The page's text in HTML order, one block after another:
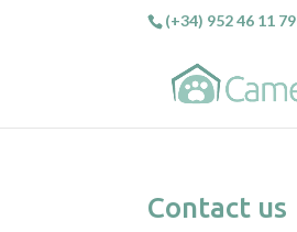
(+34) 952 46 11 79
Contact us